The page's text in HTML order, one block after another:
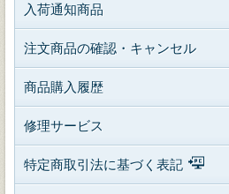
入荷通知商品
注文商品の確認・キャンセル
商品購入履歴
修理サービス
特定商取引法に基づく表記